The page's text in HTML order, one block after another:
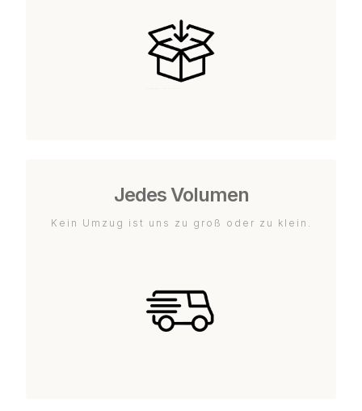
Jedes Volumen
Kein Umzug ist uns zu groß oder zu klein.